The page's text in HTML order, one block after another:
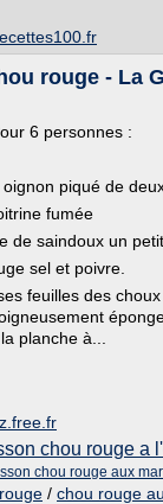
rouge - La
6 personnes :
piqué de
fumée
de saindoux un
sel et poivre.
feuilles des
planche à...
chou rouge a
chou rouge aux
/ chou rouge